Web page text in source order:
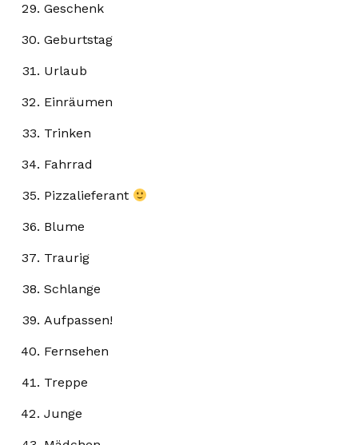
Geschenk
Geburtstag
Urlaub
Einräumen
Trinken
Fahrrad
Pizzalieferant
Blume
Traurig
Schlange
Aufpassen!
Fernsehen
Treppe
Junge